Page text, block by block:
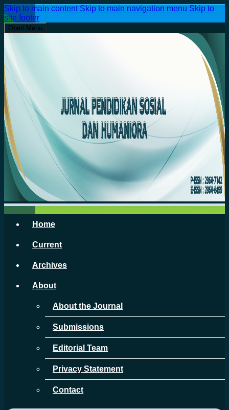
Skip to main content Skip to main navigation menu Skip to
site footer
Open Menu
Home
Current
Archives
About
About the Journal
Submissions
Editorial Team
Privacy Statement
Contact